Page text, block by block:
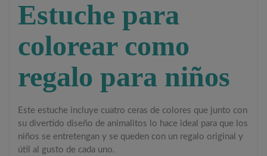
Estuche para
colorear como
regalo para niños
Este estuche incluye cuatro ceras de colores que junto con
su divertido diseño de animalitos lo hace ideal para que los
niños se entretengan y se queden con un regalo original y
útil al gusto de cada uno.